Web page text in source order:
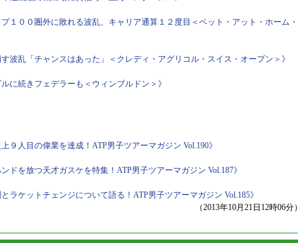
プ１００圏外に敗れる波乱、キャリア通算１２度目＜ベット・アット・ホーム・
す波乱「チャンスはあった」＜クレディ・アグリコル・スイス・オープン＞》
ルに続きフェデラーも＜ウィンブルドン＞》
９人目の偉業を達成！ATP男子ツアーマガジン Vol.190》
ンドを放つ天才ガスケを特集！ATP男子ツアーマガジン Vol.187》
とラケットチェンジについて語る！ATP男子ツアーマガジン Vol.185》
（2013年10月21日12時06分）